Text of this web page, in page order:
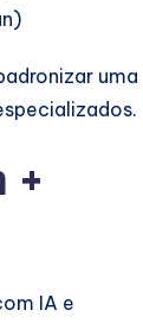
uma
+
IA e